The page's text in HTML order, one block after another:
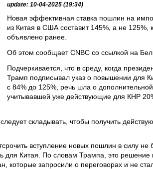
update: 10-04-2025 (19:34)
Новая эффективная ставка пошлин на
из Китая в США составит 145%, а не 125%,
объявлено ранее.
Об этом сообщает CNBC со ссылкой на
Подчеркивается, что в среду, когда
Трамп подписывал указ о повышении для
с 84% до 125%, речь шла о
учитывавшей уже действующие для КНР
складывать, чтобы получить
вступление новых пошлин в силу не
для Китая. По словам Трампа, это решение
которые запросили о переговорах и не